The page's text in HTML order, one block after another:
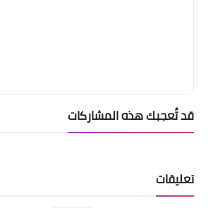
قد تُعجبك هذه المشاركات
تعليقات